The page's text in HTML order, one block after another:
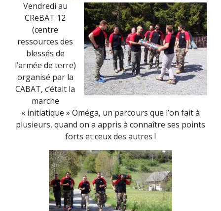
Vendredi au
CReBAT 12
(centre
ressources des
blessés de
l’armée de terre)
organisé par la
CABAT, c’était la
marche
« initiatique » Oméga, un parcours que l’on fait à
plusieurs, quand on a appris à connaître ses points
forts et ceux des autres !